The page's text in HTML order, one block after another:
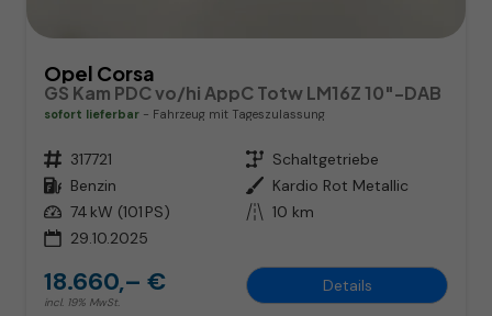
Opel Corsa
GS Kam PDC vo/hi AppC Totw LM16Z 10"-DAB
sofort lieferbar Fahrzeug mit Tageszulassung
Fahrzeugnr. 317721 Getriebe Schaltgetriebe
Kraftstoff Benzin Außenfarbe Kardio Rot Metallic
Leistung 74 kW (101 PS) Kilometerstand 10 km
29.10.2025
18.660,– €
incl. 19% MwSt.
Details